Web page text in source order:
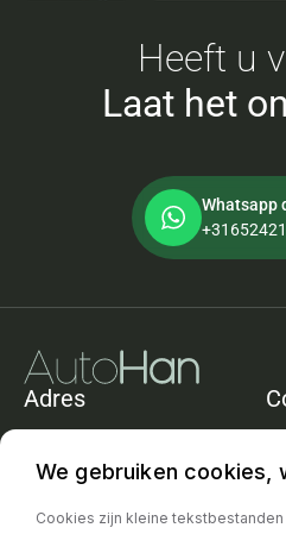
Heeft u
Laat het
Whatsapp
Adres
1161ACZwanenburg
Openingstijden
We gebruiken cookies,
Cookies zijn kleine